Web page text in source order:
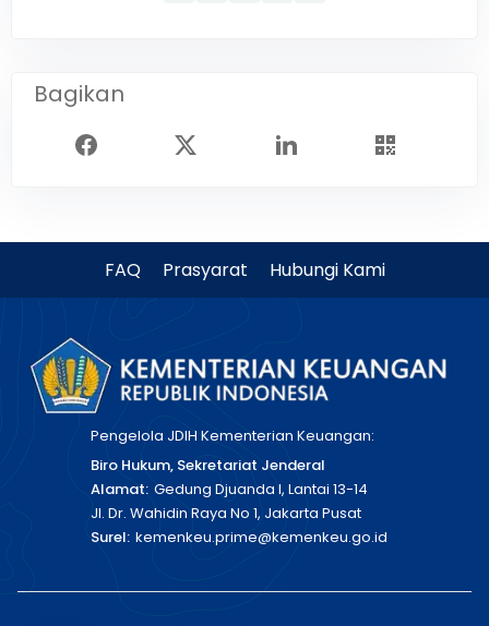
Bagikan
FAQ Prasyarat Hubungi Kami
Pengelola JDIH Kementerian Keuangan:
Biro Hukum, Sekretariat Jenderal
Alamat: Gedung Djuanda I, Lantai 13-14
Jl. Dr. Wahidin Raya No 1, Jakarta Pusat
Surel: kemenkeu.prime@kemenkeu.go.id